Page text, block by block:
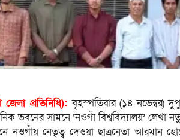
প্রতিনিধি):বৃহস্পতিবার (১৪ নভেম্বর)
ভবনের সামনে ‘নওগাঁ বিশ্ববিদ্যালয়’ লেখা
নওগাঁয় নেতৃত্ব দেওয়া ছাত্রনেতা আরমান